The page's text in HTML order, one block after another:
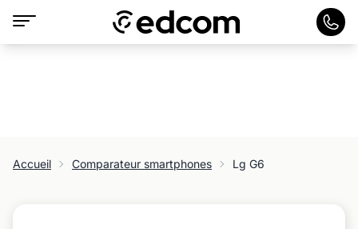
Accueil Comparateur smartphones Lg G6